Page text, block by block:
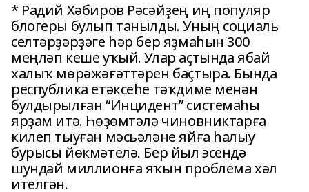
* Радий Хәбиров Рәсәйҙең иң популяр
блогеры булып танылды. Уның социаль
селтәрҙәрҙәге һәр бер яҙмаһын 300
меңләп кеше уҡый. Улар аҫтында ябай
халыҡ мөрәжәғәттәрен баҫтыра. Бында
республика етәксеһе тәҡдиме менән
булдырылған “Инцидент” системаһы
ярҙам итә. Һөҙөмтәлә чиновниктарға
килеп тыуған мәсьәләне яйға һалыу
бурысы йөкмәтелә. Бер йыл эсендә
шундай миллионға яҡын проблема хәл
ителгән.